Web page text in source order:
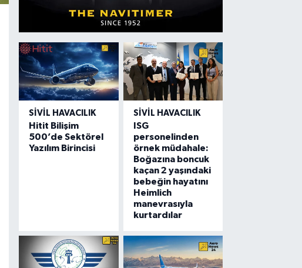
SIVIL HAVACILIK
Hitit Bilişim
500’de Sektörel
Yazılım Birincisi
SIVIL HAVACILIK
ISG
personelinden
örnek müdahale:
Boğazına boncuk
kaçan 2 yaşındaki
bebeğin hayatını
Heimlich
manevrasıyla
kurtardılar